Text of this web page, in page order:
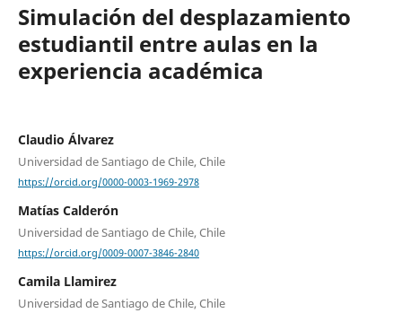
Simulación del desplazamiento
estudiantil entre aulas en la
experiencia académica
Claudio Álvarez
Universidad de Santiago de Chile, Chile
https://orcid.org/0000-0003-1969-2978
Matías Calderón
Universidad de Santiago de Chile, Chile
https://orcid.org/0009-0007-3846-2840
Camila Llamirez
Universidad de Santiago de Chile, Chile